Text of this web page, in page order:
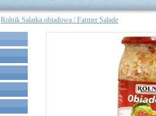
Rolnik Salatka obiadowa / Farmer Salade